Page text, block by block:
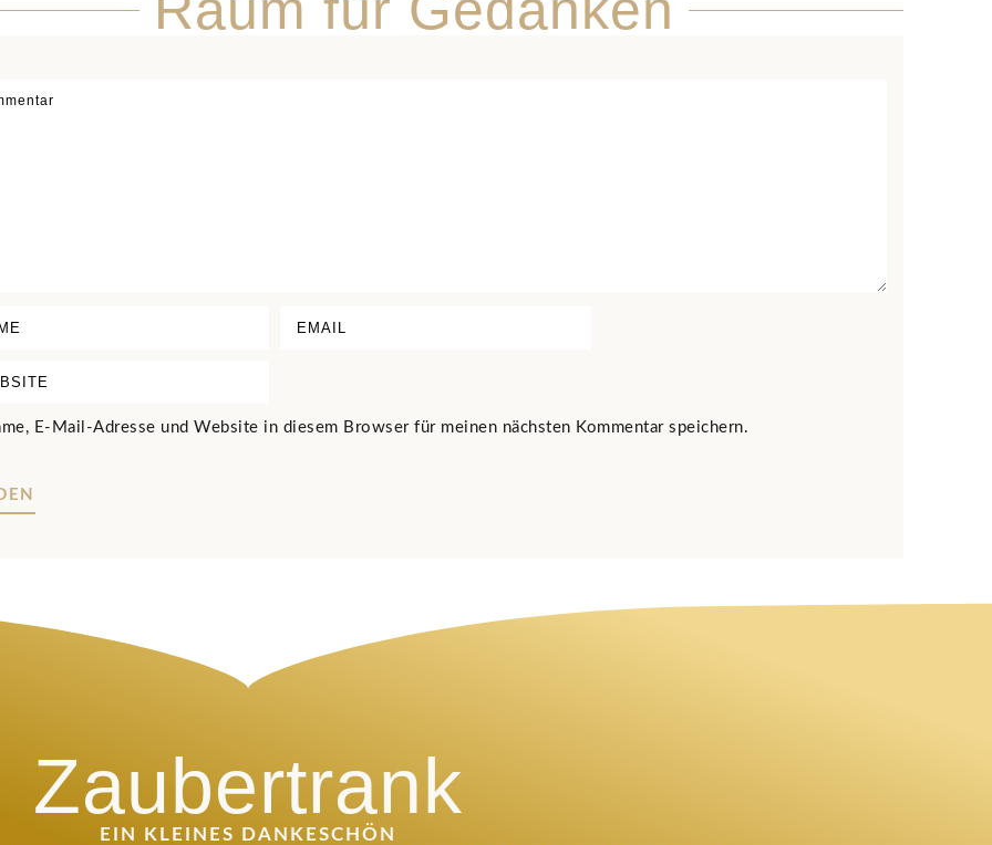
E-Mail-Adresse und Website in diesem Browser für meinen nächsten Kommentar speichern.
Zaubertrank
EIN KLEINES DANKESCHÖN